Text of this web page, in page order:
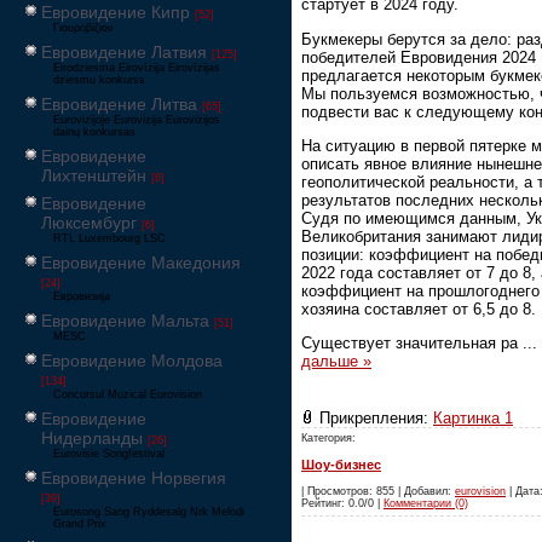
Евровидение Кипр [52]
Γιουροβίζιον
Евровидение Латвия [125]
Eirodziesma Eirovīzija Eirovīzijas
dziesmu konkurss
Евровидение Литва [65]
Eurovizijoje Eurovizija Eurovizijos
dainų konkursas
Евровидение
Лихтенштейн [6]
Евровидение
Люксембург [6]
RTL Luxembourg LSC
Евровидение Македония
[24]
Евровизија
Евровидение Мальта [51]
MESC
Евровидение Молдова
[134]
Concursul Muzical Eurovision
Евровидение
Нидерланды [26]
Eurovisie Songfestival
Евровидение Норвегия
[39]
Eurosong Sang Ryddesalg Nrk Melodi
Grand Prix
стартует в 2024 году.
Букмекеры берутся за дело:
победителей Евровидения 2024
предлагается некоторым
Мы пользуемся возможностью,
подвести вас к следующему
На ситуацию в первой пятерке
описать явное влияние
геополитической реальности, а
результатов последних
Судя по имеющимся данным,
Великобритания занимают
позиции: коэффициент на
2022 года составляет от 7 до 8,
коэффициент на прошлогоднего
хозяина составляет от 6,5 до 8.
Существует значительная ра ...
дальше »
Прикрепления: Картинка 1
Категория:
Шоу-бизнес
| Просмотров: 855 | Добавил: eurovision |
Рейтинг: 0.0/0 | Комментарии (0)